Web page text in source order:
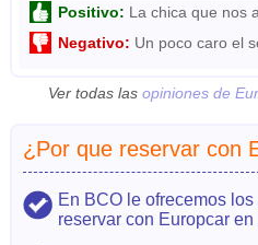
Positivo: La chica que nos
Negativo: Un poco caro el
Ver todas lasopiniones de
¿Por que reservar con
En BCO le ofrecemos
reservar con Europcar